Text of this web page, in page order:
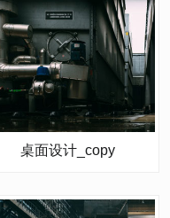
桌面设计_copy